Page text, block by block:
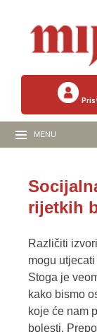
MENU
rijetkih
Različiti
mogu
Stoga je
kako bismo
koje će nam
bolesti.